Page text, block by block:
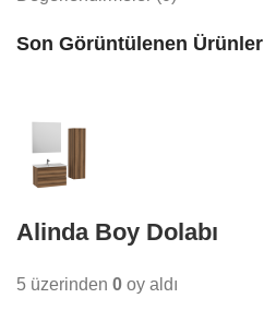
Son Görüntülenen Ürünler
Alinda Boy Dolabı
5 üzerinden 0 oy aldı